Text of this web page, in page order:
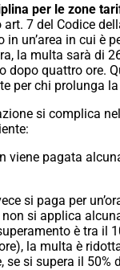
per le zone
art. 7 del Codice
in un’area in cui è
la multa sarà di
dopo quattro ore.
per chi prolunga
si complica
viene pagata
si paga per
non si applica
è tra il
la multa è
se si supera il